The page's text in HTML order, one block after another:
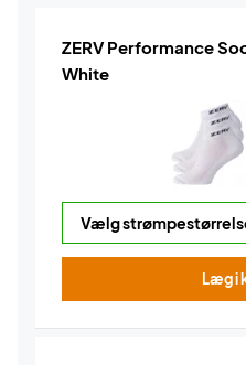
ZERV Performance
White
Læg i